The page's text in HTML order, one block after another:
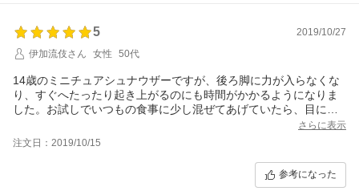
5
2019/10/27
伊加流伎さん
女性 50代
14歳のミニチュアシュナウザーですが、後ろ脚に力が入らなくな
り、すぐへたったり起き上がるのにも時間がかかるようになりま
した。お試しでいつもの食事に少し混ぜてあげていたら、目に見
えるように後ろ脚に力が入るようになり驚くやら嬉しいやら。効
果抜群でした。
さらに表示
注文日：2019/10/15
参考になった